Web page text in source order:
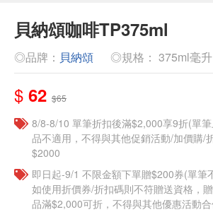
貝納頌咖啡TP375ml
◎品牌： 貝納頌 ◎規格： 375ml毫
$ 62 $65
8/8-8/10 單筆折扣後滿$2,000享9折(單
品不適用，不得與其他促銷活動/加價購/
$2000
即日起-9/1 不限金額下單贈$200券(單筆
如使用折價券/折扣碼則不符贈送資格，
品滿$2,000可折，不得與其他優惠活動